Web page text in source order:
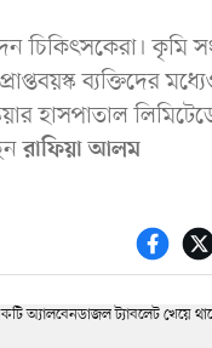
চিকিৎসকেরা। কৃমি
ব্যক্তিদের
হাসপাতাল
রাফিয়া আলম